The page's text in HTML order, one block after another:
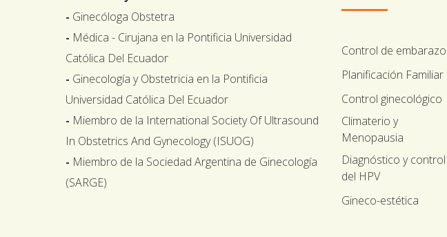
- Ginecóloga Obstetra
- Médica - Cirujana en la Pontificia Universidad
Católica Del Ecuador
- Ginecología y Obstetricia en la Pontificia
Universidad Católica Del Ecuador
- Miembro de la International Society Of Ultrasound
In Obstetrics And Gynecology (ISUOG)
- Miembro de la Sociedad Argentina de Ginecología
(SARGE)
Control de embarazo
Planificación Familiar
Control ginecológico
Climaterio y
Menopausia
Diagnóstico y control
del HPV
Gineco-estética